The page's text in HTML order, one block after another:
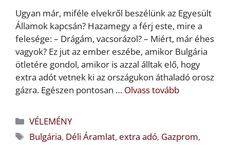
Ugyan már, miféle elvekről beszélünk az Egyesült
Államok kapcsán? Hazamegy a férj este, mire a
felesége: – Drágám, vacsorázol? – Miért, már éhes
vagyok? Ez jut az ember eszébe, amikor Bulgária
ötletére gondol, amikor is azzal álltak elő, hogy
extra adót vetnek ki az országukon áthaladó orosz
gázra. Egészen pontosan … Olvass tovább
Kategória
VÉLEMÉNY
Címkék
Bulgária, Déli Áramlat, extra adó, Gazprom,